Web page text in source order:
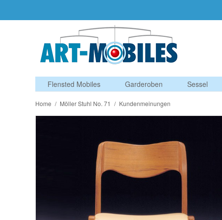
Flensted Mobiles Garderoben Sessel
Home / Möller Stuhl No. 71 / Kundenmeinungen